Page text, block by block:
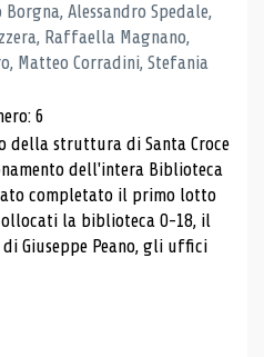
Alessandro Spedale,
Raffaella Magnano,
Matteo Corradini, Stefania
6
della struttura di Santa Croce
dell'intera Biblioteca
completato il primo lotto
la biblioteca 0-18, il
Giuseppe Peano, gli uffici